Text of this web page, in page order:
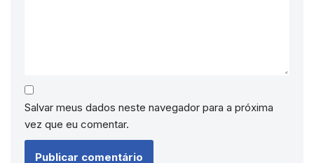
Salvar meus dados neste navegador para a próxima
vez que eu comentar.